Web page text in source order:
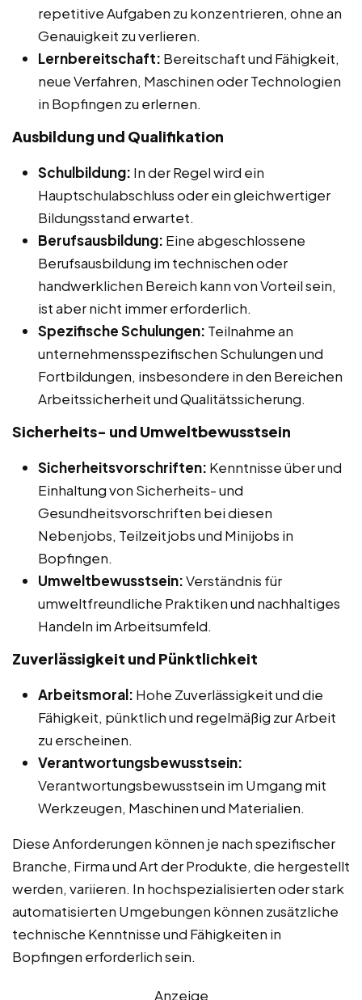
repetitive Aufgaben zu konzentrieren, ohne an
Genauigkeit zu verlieren.
Lernbereitschaft: Bereitschaft und Fähigkeit,
neue Verfahren, Maschinen oder Technologien
in Bopfingen zu erlernen.
Ausbildung und Qualifikation
Schulbildung: In der Regel wird ein
Hauptschulabschluss oder ein gleichwertiger
Bildungsstand erwartet.
Berufsausbildung: Eine abgeschlossene
Berufsausbildung im technischen oder
handwerklichen Bereich kann von Vorteil sein,
ist aber nicht immer erforderlich.
Spezifische Schulungen: Teilnahme an
unternehmensspezifischen Schulungen und
Fortbildungen, insbesondere in den Bereichen
Arbeitssicherheit und Qualitätssicherung.
Sicherheits- und Umweltbewusstsein
Sicherheitsvorschriften: Kenntnisse über und
Einhaltung von Sicherheits- und
Gesundheitsvorschriften bei diesen
Nebenjobs, Teilzeitjobs und Minijobs in
Bopfingen.
Umweltbewusstsein:Verständnis für
umweltfreundliche Praktiken und nachhaltiges
Handeln im Arbeitsumfeld.
Zuverlässigkeit und Pünktlichkeit
Arbeitsmoral: Hohe Zuverlässigkeit und die
Fähigkeit, pünktlich und regelmäßig zur Arbeit
zu erscheinen.
Verantwortungsbewusstsein:
Verantwortungsbewusstsein im Umgang mit
Werkzeugen, Maschinen und Materialien.
Diese Anforderungen können je nach spezifischer
Branche, Firma und Art der Produkte, die hergestellt
werden, variieren. In hochspezialisierten oder stark
automatisierten Umgebungen können zusätzliche
technische Kenntnisse und Fähigkeiten in
Bopfingen erforderlich sein.
Anzeige